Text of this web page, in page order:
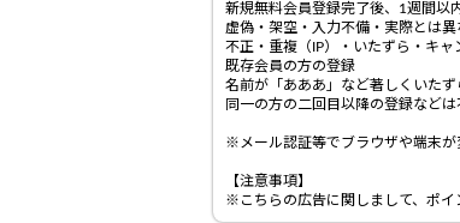
新規無料会員登録完了後、1週間以
虚偽・架空・入力不備・実際とは
不正・重複（IP）・いたずら・キャ
既存会員の方の登録
名前が「あああ」など著しくいた
同一の方の二回目以降の登録などは
※メール認証等でブラウザや端末が
【注意事項】
※こちらの広告に関しまして、ポイ